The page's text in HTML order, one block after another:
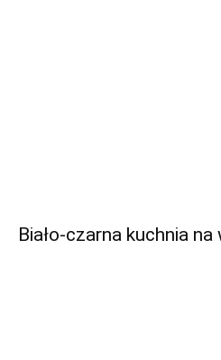
Biało-czarna kuchnia na